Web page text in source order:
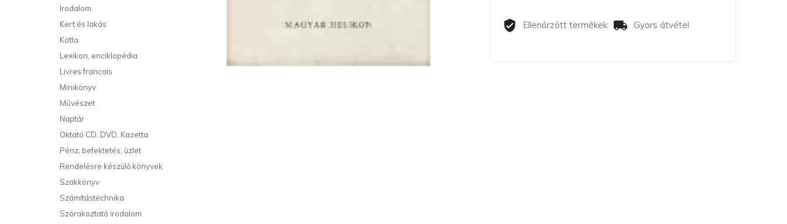
Irodalom
Kert és lakás
Kotta
Lexikon, enciklopédia
Livres francais
Minikönyv
Művészet
Naptár
Oktató CD, DVD, Kazetta
Pénz, befektetés, üzlet
Rendelésre készülő könyvek
Szakkönyv
Számítástechnika
Szórakoztató irodalom
Ellenőrzött termékek Gyors átvétel